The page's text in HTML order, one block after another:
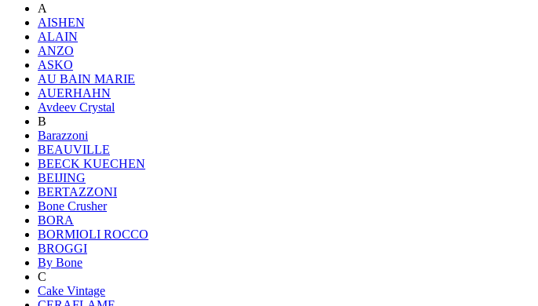
A
AISHEN
ALAIN
ANZO
ASKO
AU BAIN MARIE
AUERHAHN
Avdeev Crystal
B
Barazzoni
BEAUVILLE
BEECK KUECHEN
BEIJING
BERTAZZONI
Bone Crusher
BORA
BORMIOLI ROCCO
BROGGI
By Bone
C
Cake Vintage